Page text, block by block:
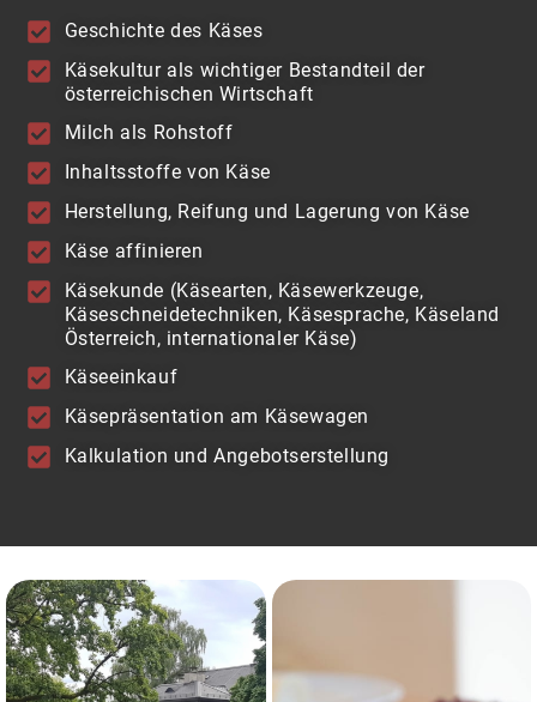
Geschichte des Käses
Käsekultur als wichtiger Bestandteil der
österreichischen Wirtschaft
Milch als Rohstoff
Inhaltsstoffe von Käse
Herstellung, Reifung und Lagerung von Käse
Käse affinieren
Käsekunde (Käsearten, Käsewerkzeuge,
Käseschneidetechniken, Käsesprache, Käseland
Österreich, internationaler Käse)
Käseeinkauf
Käsepräsentation am Käsewagen
Kalkulation und Angebotserstellung